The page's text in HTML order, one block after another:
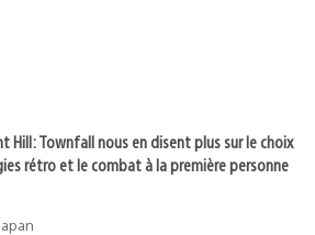
Hill: Townfall nous en disent plus sur le choix
rétro et le combat à la première personne